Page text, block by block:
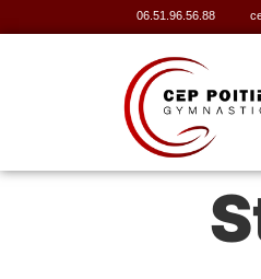
06.51.96.56.88